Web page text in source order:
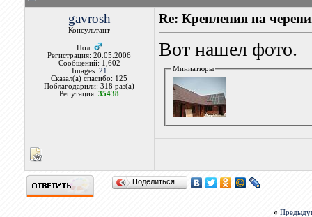
gavrosh
Консультант
Пол:
Регистрация: 20.05.2006
Сообщений: 1,602
Images: 21
Сказал(а) спасибо: 125
Поблагодарили: 318 раз(а)
Репутация:35438
Re: Крепления на
Вот нашел фото.
Миниатюры
Поделиться…
«